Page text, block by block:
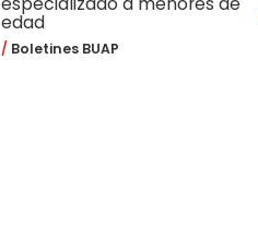
edad
Boletines BUAP